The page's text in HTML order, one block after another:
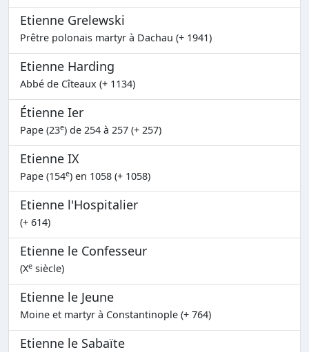
Etienne Grelewski
Prêtre polonais martyr à Dachau (+ 1941)
Etienne Harding
Abbé de Cîteaux (+ 1134)
Étienne Ier
Pape (23e) de 254 à 257 (+ 257)
Etienne IX
Pape (154e) en 1058 (+ 1058)
Etienne l'Hospitalier
(+ 614)
Etienne le Confesseur
(Xe siècle)
Etienne le Jeune
Moine et martyr à Constantinople (+ 764)
Etienne le Sabaïte